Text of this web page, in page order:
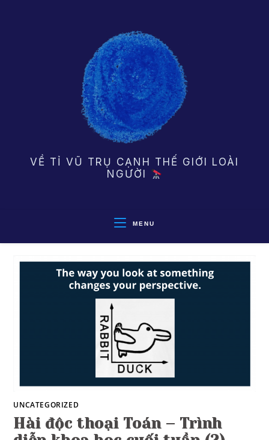
VỀ TỈ VŨ TRỤ CẠNH THẾ GIỚI LOÀI
NGƯỜI
MENU
UNCATEGORIZED
Hài độc thoại Toán – Trình